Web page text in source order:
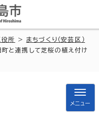
所 > まちづくり（安芸区）
と連携して芝桜の植え付け
メニュー